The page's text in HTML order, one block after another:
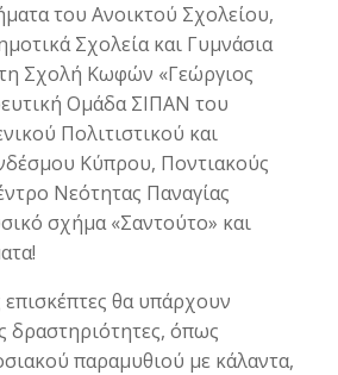
του Ανοικτού Σχολείου,
Σχολεία και Γυμνάσια
Σχολή Κωφών «Γεώργιος
Ομάδα ΣΙΠΑΝ του
Πολιτιστικού και
Κύπρου, Ποντιακούς
Νεότητας Παναγίας
σχήμα «Σαντούτο» και
επισκέπτες θα υπάρχουν
δραστηριότητες, όπως
παραμυθιού με κάλαντα,